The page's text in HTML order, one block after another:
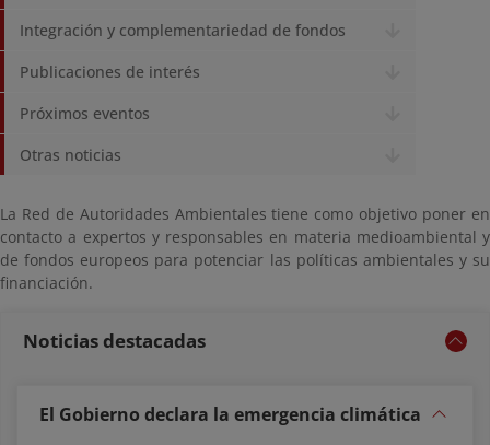
Integración y complementariedad de fondos
Publicaciones de interés
Próximos eventos
Otras noticias
La Red de Autoridades Ambientales tiene como objetivo poner en
contacto a expertos y responsables en materia medioambiental y
de fondos europeos para potenciar las políticas ambientales y su
financiación.
Noticias destacadas
El Gobierno declara la emergencia climática